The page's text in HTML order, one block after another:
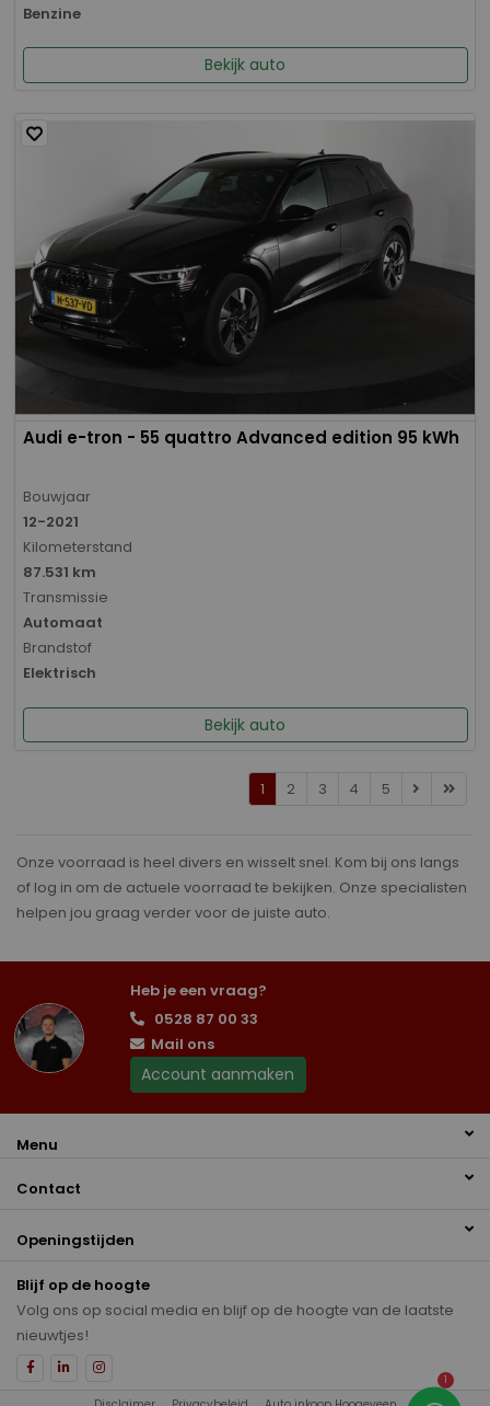
Benzine
Bekijk auto
Audi e-tron - 55 quattro Advanced edition 95 kWh
Bouwjaar
12-2021
Kilometerstand
87.531 km
Transmissie
Automaat
Brandstof
Elektrisch
Bekijk auto
1 2 3 4 5
Onze voorraad is heel divers en wisselt snel. Kom bij ons langs
of log in om de actuele voorraad te bekijken. Onze specialisten
helpen jou graag verder voor de juiste auto.
Heb je een vraag?
0528 87 00 33
Mail ons
Account aanmaken
Menu
Contact
Openingstijden
Blijf op de hoogte
Volg ons op social media en blijf op de hoogte van de laatste
nieuwtjes!
1